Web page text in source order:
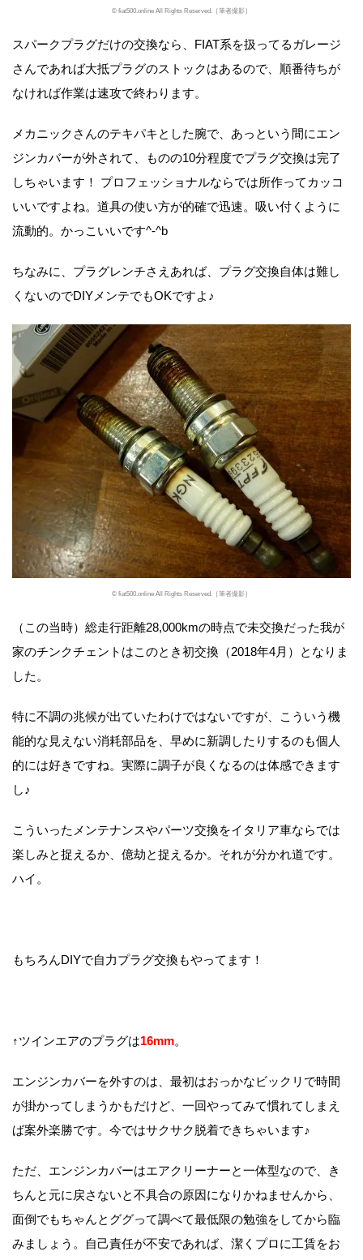
© fiat500.online All Rights Reserved.［筆者撮影］
スパークプラグだけの交換なら、FIAT系を扱ってるガレージ
さんであれば大抵プラグのストックはあるので、順番待ちが
なければ作業は速攻で終わります。
メカニックさんのテキパキとした腕で、あっという間にエン
ジンカバーが外されて、ものの10分程度でプラグ交換は完了
しちゃいます！ プロフェッショナルならでは所作ってカッコ
いいですよね。道具の使い方が的確で迅速。吸い付くように
流動的。かっこいいです^-^b
ちなみに、プラグレンチさえあれば、プラグ交換自体は難し
くないのでDIYメンテでもOKですよ♪
© fiat500.online All Rights Reserved.［筆者撮影］
（この当時）総走行距離28,000kmの時点で未交換だった我が
家のチンクチェントはこのとき初交換（2018年4月）となりま
した。
特に不調の兆候が出ていたわけではないですが、こういう機
能的な見えない消耗部品を、早めに新調したりするのも個人
的には好きですね。実際に調子が良くなるのは体感できます
し♪
こういったメンテナンスやパーツ交換をイタリア車ならでは
楽しみと捉えるか、億劫と捉えるか。それが分かれ道です。
ハイ。
もちろんDIYで自力プラグ交換もやってます！
↑ツインエアのプラグは16mm。
エンジンカバーを外すのは、最初はおっかなビックリで時間
が掛かってしまうかもだけど、一回やってみて慣れてしまえ
ば案外楽勝です。今ではサクサク脱着できちゃいます♪
ただ、エンジンカバーはエアクリーナーと一体型なので、き
ちんと元に戻さないと不具合の原因になりかねませんから、
面倒でもちゃんとググって調べて最低限の勉強をしてから臨
みましょう。自己責任が不安であれば、潔くプロに工賃をお